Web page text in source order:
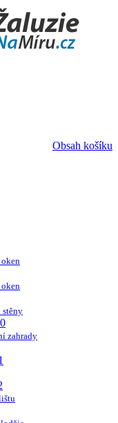
Obsah košíku
stěny
zahrady